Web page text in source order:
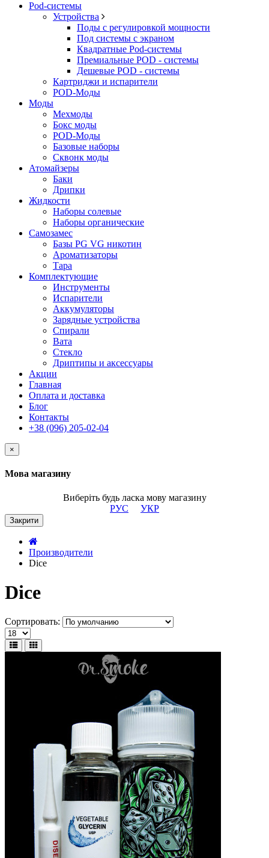
Pod-системы
Устройства
Поды с регулировкой мощности
Под системы с экраном
Квадратные Pod-системы
Премиальные POD - системы
Дешевые POD - системы
Картриджи и испарители
POD-Моды
Моды
Мехмоды
Бокс моды
POD-Моды
Базовые наборы
Сквонк моды
Атомайзеры
Баки
Дрипки
Жидкости
Наборы солевые
Наборы органические
Самозамес
Базы PG VG никотин
Ароматизаторы
Тара
Комплектующие
Инструменты
Испарители
Аккумуляторы
Зарядные устройства
Спирали
Вата
Стекло
Дриптипы и аксессуары
Акции
Главная
Оплата и доставка
Блог
Контакты
+38 (096) 205-02-04
×
Мова магазину
Виберіть будь ласка мову магазину
РУС
УКР
Закрити
Производители
Dice
Dice
Сортировать: